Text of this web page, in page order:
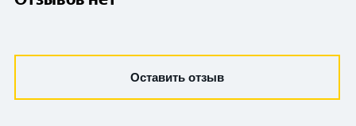
Оставить отзыв